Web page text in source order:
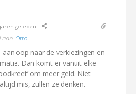
geleden
aan Otto
aanloop naar de verkiezingen en
Dan komt er vanuit elke
om meer geld. Niet
mis, zullen ze denken.